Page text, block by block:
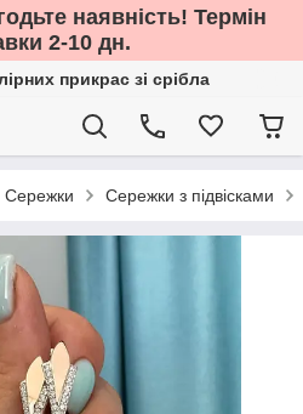
наявність! Термін
2-10 дн.
прикрас зі срібла
Сережки Сережки з підвісками